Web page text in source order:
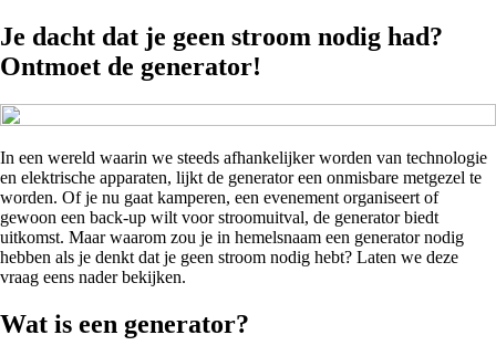
Je dacht dat je geen stroom nodig had?
Ontmoet de generator!
In een wereld waarin we steeds afhankelijker worden van technologie
en elektrische apparaten, lijkt de generator een onmisbare metgezel te
worden. Of je nu gaat kamperen, een evenement organiseert of
gewoon een back-up wilt voor stroomuitval, de generator biedt
uitkomst. Maar waarom zou je in hemelsnaam een generator nodig
hebben als je denkt dat je geen stroom nodig hebt? Laten we deze
vraag eens nader bekijken.
Wat is een generator?